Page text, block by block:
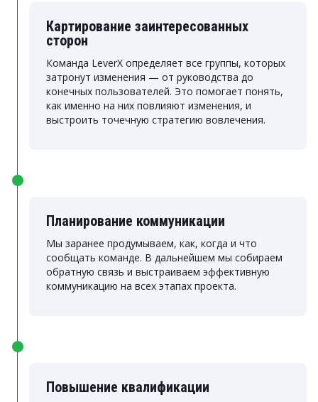
Картирование заинтересованных
сторон
Команда LeverX определяет все группы, которых
затронут изменения — от руководства до
конечных пользователей. Это помогает понять,
как именно на них повлияют изменения, и
выстроить точечную стратегию вовлечения.
Планирование коммуникации
Мы заранее продумываем, как, когда и что
сообщать команде. В дальнейшем мы собираем
обратную связь и выстраиваем эффективную
коммуникацию на всех этапах проекта.
Повышение квалификации